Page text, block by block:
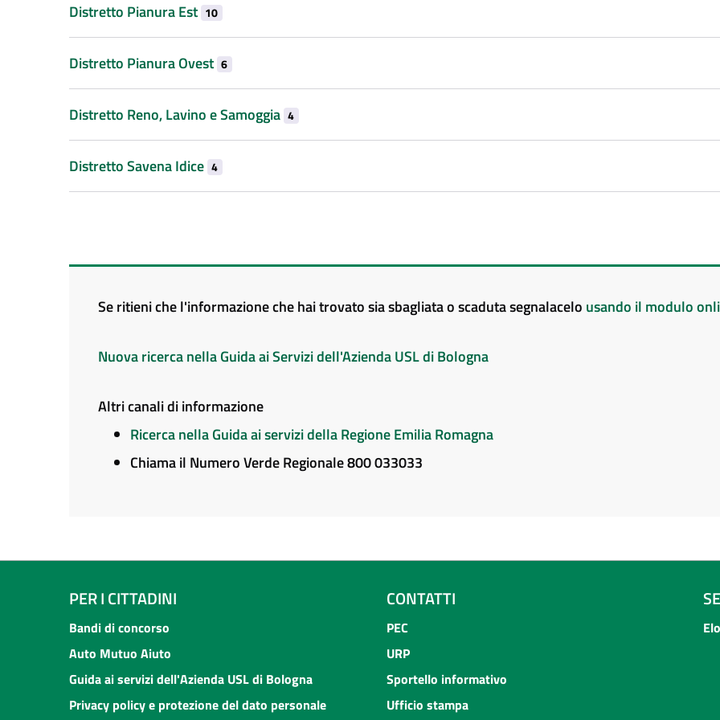
Distretto Pianura Est 10
Distretto Pianura Ovest 6
Distretto Reno, Lavino e Samoggia 4
Distretto Savena Idice 4
Se ritieni che l'informazione che hai trovato sia sbagliata o scaduta segnalacelo usando il modulo
Nuova ricerca nella Guida ai Servizi dell'Azienda USL di Bologna
Altri canali di informazione
Ricerca nella Guida ai servizi della Regione Emilia Romagna
Chiama il Numero Verde Regionale 800 033033
PER I CITTADINI
Bandi di concorso
Auto Mutuo Aiuto
Guida ai servizi dell'Azienda USL di Bologna
Privacy policy e protezione del dato personale
CONTATTI
PEC
URP
Sportello informativo
Ufficio stampa